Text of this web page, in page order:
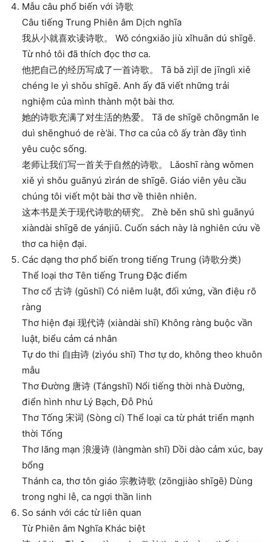
Mẫu câu phổ biến với 诗歌
Câu tiếng Trung Phiên âm Dịch nghĩa
我从小就喜欢读诗歌。 Wǒ cóngxiǎo jiù xǐhuān dú shīgē.
Từ nhỏ tôi đã thích đọc thơ ca.
他把自己的经历写成了一首诗歌。 Tā bǎ zìjǐ de jīnglì xiě
chéng le yì shǒu shīgē. Anh ấy đã viết những trải
nghiệm của mình thành một bài thơ.
她的诗歌充满了对生活的热爱。 Tā de shīgē chōngmǎn le
duì shēnghuó de rè’ài. Thơ ca của cô ấy tràn đầy tình
yêu cuộc sống.
老师让我们写一首关于自然的诗歌。 Lǎoshī ràng wǒmen
xiě yì shǒu guānyú zìrán de shīgē. Giáo viên yêu cầu
chúng tôi viết một bài thơ về thiên nhiên.
这本书是关于现代诗歌的研究。 Zhè běn shū shì guānyú
xiàndài shīgē de yánjiū. Cuốn sách này là nghiên cứu về
thơ ca hiện đại.
Các dạng thơ phổ biến trong tiếng Trung (诗歌分类)
Thể loại thơ Tên tiếng Trung Đặc điểm
Thơ cổ 古诗 (gǔshī) Có niêm luật, đối xứng, vần điệu rõ
ràng
Thơ hiện đại 现代诗 (xiàndài shī) Không ràng buộc vần
luật, biểu cảm cá nhân
Tự do thi 自由诗 (zìyóu shī) Thơ tự do, không theo khuôn
mẫu
Thơ Đường 唐诗 (Tángshī) Nổi tiếng thời nhà Đường,
điển hình như Lý Bạch, Đỗ Phủ
Thơ Tống 宋词 (Sòng cí) Thể loại ca từ phát triển mạnh
thời Tống
Thơ lãng mạn 浪漫诗 (làngmàn shī) Dồi dào cảm xúc, bay
bổng
Thánh ca, thơ tôn giáo 宗教诗歌 (zōngjiào shīgē) Dùng
trong nghi lễ, ca ngợi thần linh
So sánh với các từ liên quan
Từ Phiên âm Nghĩa Khác biệt